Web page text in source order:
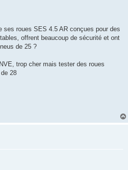
ses roues SES 4.5 AR conçues pour des
offrent beaucoup de sécurité et ont
de 25 ?
trop cher mais tester des roues
28